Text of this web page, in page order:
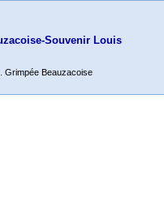
Souvenir Louis
Grimpée Beauzacoise